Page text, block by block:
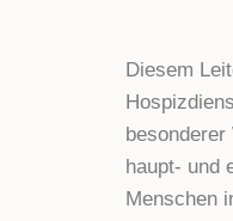
Diesem
haupt- und
Menschen